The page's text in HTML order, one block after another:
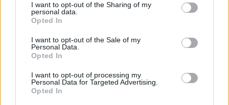
I want to opt-out of the Sharing of my
personal data.
Opted In
I want to opt-out of the Sale of my
Personal Data.
Opted In
I want to opt-out of processing my
Personal Data for Targeted Advertising.
Opted In